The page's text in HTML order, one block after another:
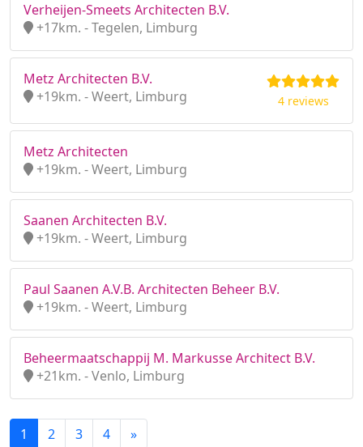
Verheijen-Smeets Architecten B.V.
+17km. - Tegelen, Limburg
Metz Architecten B.V.
+19km. - Weert, Limburg
4 reviews
Metz Architecten
+19km. - Weert, Limburg
Saanen Architecten B.V.
+19km. - Weert, Limburg
Paul Saanen A.V.B. Architecten Beheer B.V.
+19km. - Weert, Limburg
Beheermaatschappij M. Markusse Architect B.V.
+21km. - Venlo, Limburg
1 2 3 4 »